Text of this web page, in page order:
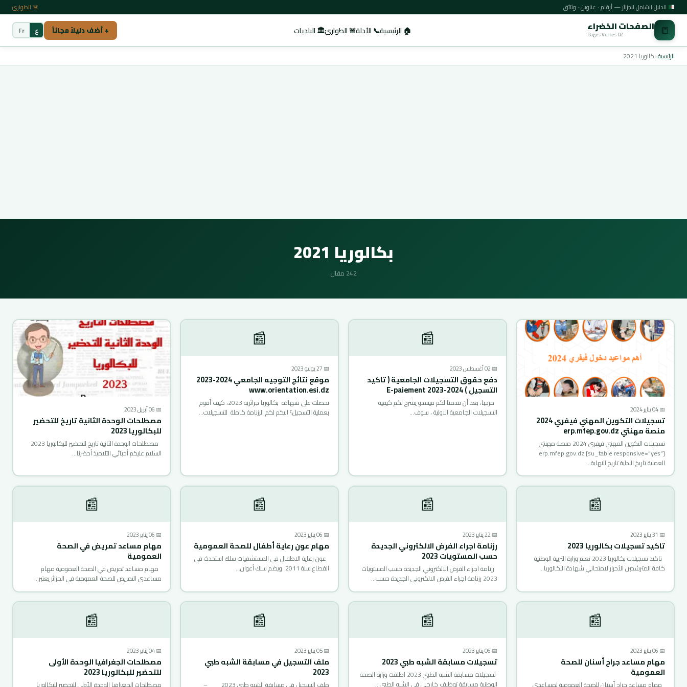
الدليل الشامل للجزائر — أرقام · عناوين · وثائق 🚨 الطوارئ
📒 الصفحات الخضراء
Pages Vertes DZ 🏠 الرئيسية📞 الأدلة🚨 الطوارئ🏛️ البلديات + أضف دليلاً مجاناً ع Fr
الرئيسية›بكالوريا 2021
بكالوريا 2021
242 مقال
📅 04 يناير 2024
تسجيلات التكوين المهني فيفري 2024
منصة مهنتي erp.mfep.gov.dz
تسجيلات التكوين المهني فيفري 2024 منصة مهنتي
erp.mfep.gov.dz [su_table responsive=”yes”]
العملية تاريخ البداية تاريخ النهاية…
📰
📅 02 أغسطس 2023
دفع حقوق التسجيلات الجامعية ( تاكيد
التسجيل ) 2024-2023 E-paiement
مرحبا، بعد أن قدمنا لكم فيسدو يشرح لكم كيفية
التسجيلات الجامعية الاولية ، سوف…
📰
📅 27 يوليو 2023
موقع نتائج التوجيه الجامعي 2024-2023
www.orientation.esi.dz
تحصلت على شهادة بكالوريا جزائرية 2023، كيف أقوم
بعملية التسجيل؟ اليكم لكم الرزنامة كاملة للتسجيلات…
📅 06 أبريل 2023
مصطلحات الوحدة الثانية تاريخ للتحضير
للبكالوريا 2023
السلام عليكم أحبائي التلاميذ أحضرنا…
📰
📅 31 يناير 2023
تاكيد تسجيلات بكالوريا 2023
تاكيد تسجيلات بكالوريا 2023 تعلم وزارة التربية الوطنية
كافة المترشحين الأحرار لامتحاني شهادة البكالوريا…
📰
📅 22 يناير 2023
رزنامة اجراء الفرض الالكتروني الجديدة
حسب المستويات 2023
رزنامة اجراء الفرض الالكتروني الجديدة حسب المستويات
2023 رزنامة اجراء الفرض الالكتروني الجديدة حسب…
📰
📅 06 يناير 2023
مهام عون رعاية أطفال للصحة العمومية
عون رعاية الاطفال في المستشفيات سلك استحدث في
القطاع سنة 2011 ويضم سلك أعوان…
📰
📅 06 يناير 2023
مهام مساعد تمريض في الصحة
العمومية
مهام مساعد تمريض في الصحة العمومية مهام
مساعدي التمريض للصحة العمومية في الجزائر يعتبر…
📰
📅 06 يناير 2023
مهام مساعد جراح أسنان للصحة
العمومية
مهام مساعد جراح أسنان للصحة العمومية لمساعدي
📰
📅 06 يناير 2023
تسجيلات مسابقة الشبه طبي 2023
تسجيلات مسابقة الشبه الطبي 2023 اطلقت وزارة الصحة
الوطنية مسابقة توظيف خارجي في الشبه الطبي…
📰
📅 05 يناير 2023
ملف التسجيل في مسابقة الشبه طبي
2023
ملف التسجيل في مسابقة الشبه طبي 2023 –
📰
📅 04 يناير 2023
مصطلحات الجغرافيا الوحدة الأولى
للتحضير للبكالوريا 2023
مصطلحات الجغرافيا الوحدة الأولى للتحضير للبكالوريا